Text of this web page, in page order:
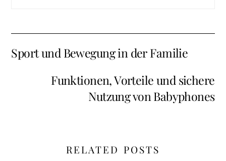
Sport und Bewegung in der Familie
Funktionen, Vorteile und sichere
Nutzung von Babyphones
RELATED POSTS